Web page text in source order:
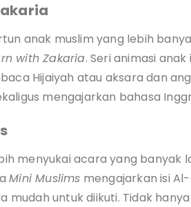
anak muslim yang lebih
with Zakaria. Seri animasi
Hijaiyah atau aksara dan
mengajarkan bahasa
menyukai acara yang banyak
Mini Muslims mengajarkan isi
mudah untuk diikuti. Tidak